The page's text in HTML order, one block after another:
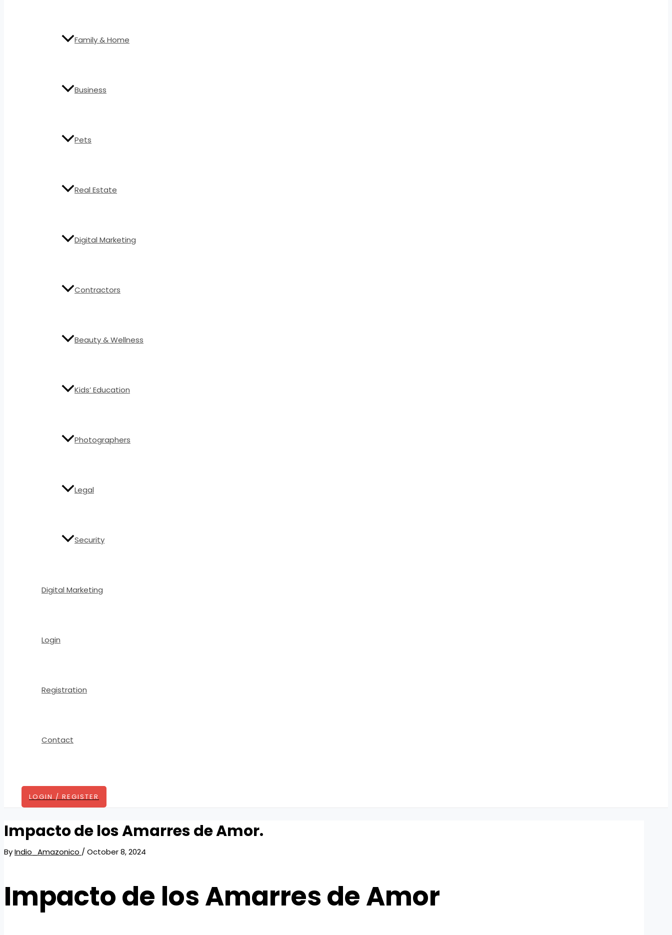
Family & Home
Business
Pets
Real Estate
Digital Marketing
Contractors
Beauty & Wellness
Kids’ Education
Photographers
Legal
Security
Digital Marketing
Login
Registration
Contact
LOGIN / REGISTER
Impacto de los Amarres de Amor.
ByIndio_Amazonico / October 8, 2024
Impacto de los Amarres de Amor